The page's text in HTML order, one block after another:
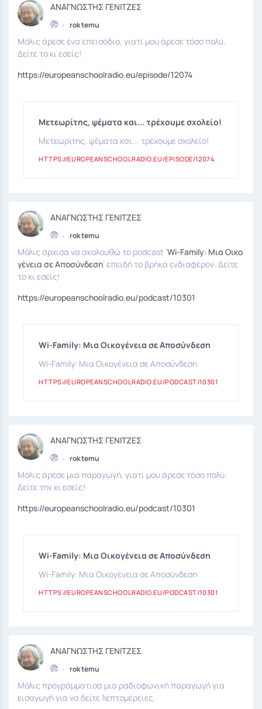
ΑΝΑΓΝΩΣΤΗΣ ΓΕΝΙΤΖΕΣ
• rok temu
Μόλις άρεσε ένα επεισόδιο, γιατί μου άρεσε τόσο πολύ.
Δείτε το κι εσείς!
https://europeanschoolradio.eu/episode/12074
Μετεωρίτης, ψέματα και... τρέχουμε σχολείο!
Μετεωρίτης, ψέματα και... τρέχουμε σχολείο!
HTTPS://EUROPEANSCHOOLRADIO.EU/EPISODE/12074
ΑΝΑΓΝΩΣΤΗΣ ΓΕΝΙΤΖΕΣ
• rok temu
Μόλις άρχισα να ακολουθώ το podcast ’Wi-Family: Μια Οικο
γένεια σε Αποσύνδεση’ επειδή το βρήκα ενδιαφέρον. Δείτε
το κι εσείς!
https://europeanschoolradio.eu/podcast/10301
Wi-Family: Μια Οικογένεια σε Αποσύνδεση
Wi-Family: Μια Οικογένεια σε Αποσύνδεση
HTTPS://EUROPEANSCHOOLRADIO.EU/PODCAST/10301
ΑΝΑΓΝΩΣΤΗΣ ΓΕΝΙΤΖΕΣ
• rok temu
Μόλις άρεσε μια παραγωγή, γιατί μου άρεσε τόσο πολύ.
Δείτε την κι εσείς!
https://europeanschoolradio.eu/podcast/10301
Wi-Family: Μια Οικογένεια σε Αποσύνδεση
Wi-Family: Μια Οικογένεια σε Αποσύνδεση
HTTPS://EUROPEANSCHOOLRADIO.EU/PODCAST/10301
ΑΝΑΓΝΩΣΤΗΣ ΓΕΝΙΤΖΕΣ
• rok temu
Μόλις προγράμματισα μια ραδιοφωνική παραγωγή για
εισαγωγή για να δείτε λεπτομέρειες.